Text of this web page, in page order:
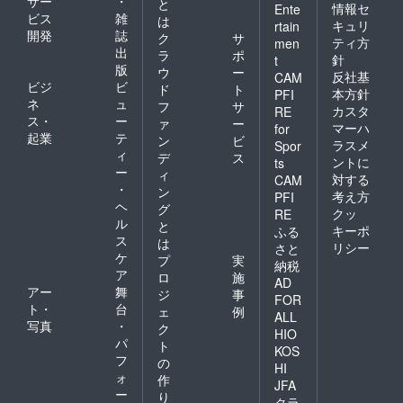
ビス
開発
雑
誌
出
版
ビジ
ネ
ス・
起業
ビ
ュ
ー
テ
ィ
ー
・
ヘ
ル
ス
ケ
ア
アー
ト・
写真
舞
台
・
パ
フ
ォ
ー
は
ク
ラ
ウ
ド
フ
ァ
ン
デ
ィ
ン
グ
と
は
サ
ポ
ー
ト
サ
ー
ビ
ス
プ
ロ
ジ
ェ
ク
ト
の
作
り
実
施
事
例
Ente
rtain
men
t
CAM
PFI
RE
for
Spor
ts
CAM
PFI
RE
ふる
さと
納税
AD
FOR
ALL
HIO
KOS
HI
JFA
情報セ
キュリ
ティ方
針
反社基
本方針
カスタ
マーハ
ラスメ
ントに
対する
考え方
クッ
キーポ
リシー